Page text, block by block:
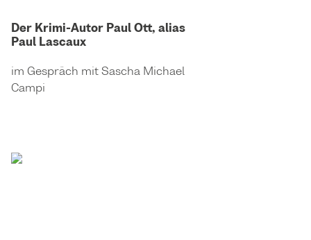
Der Krimi-Autor Paul Ott, alias
Paul Lascaux
im Gespräch mit Sascha Michael
Campi